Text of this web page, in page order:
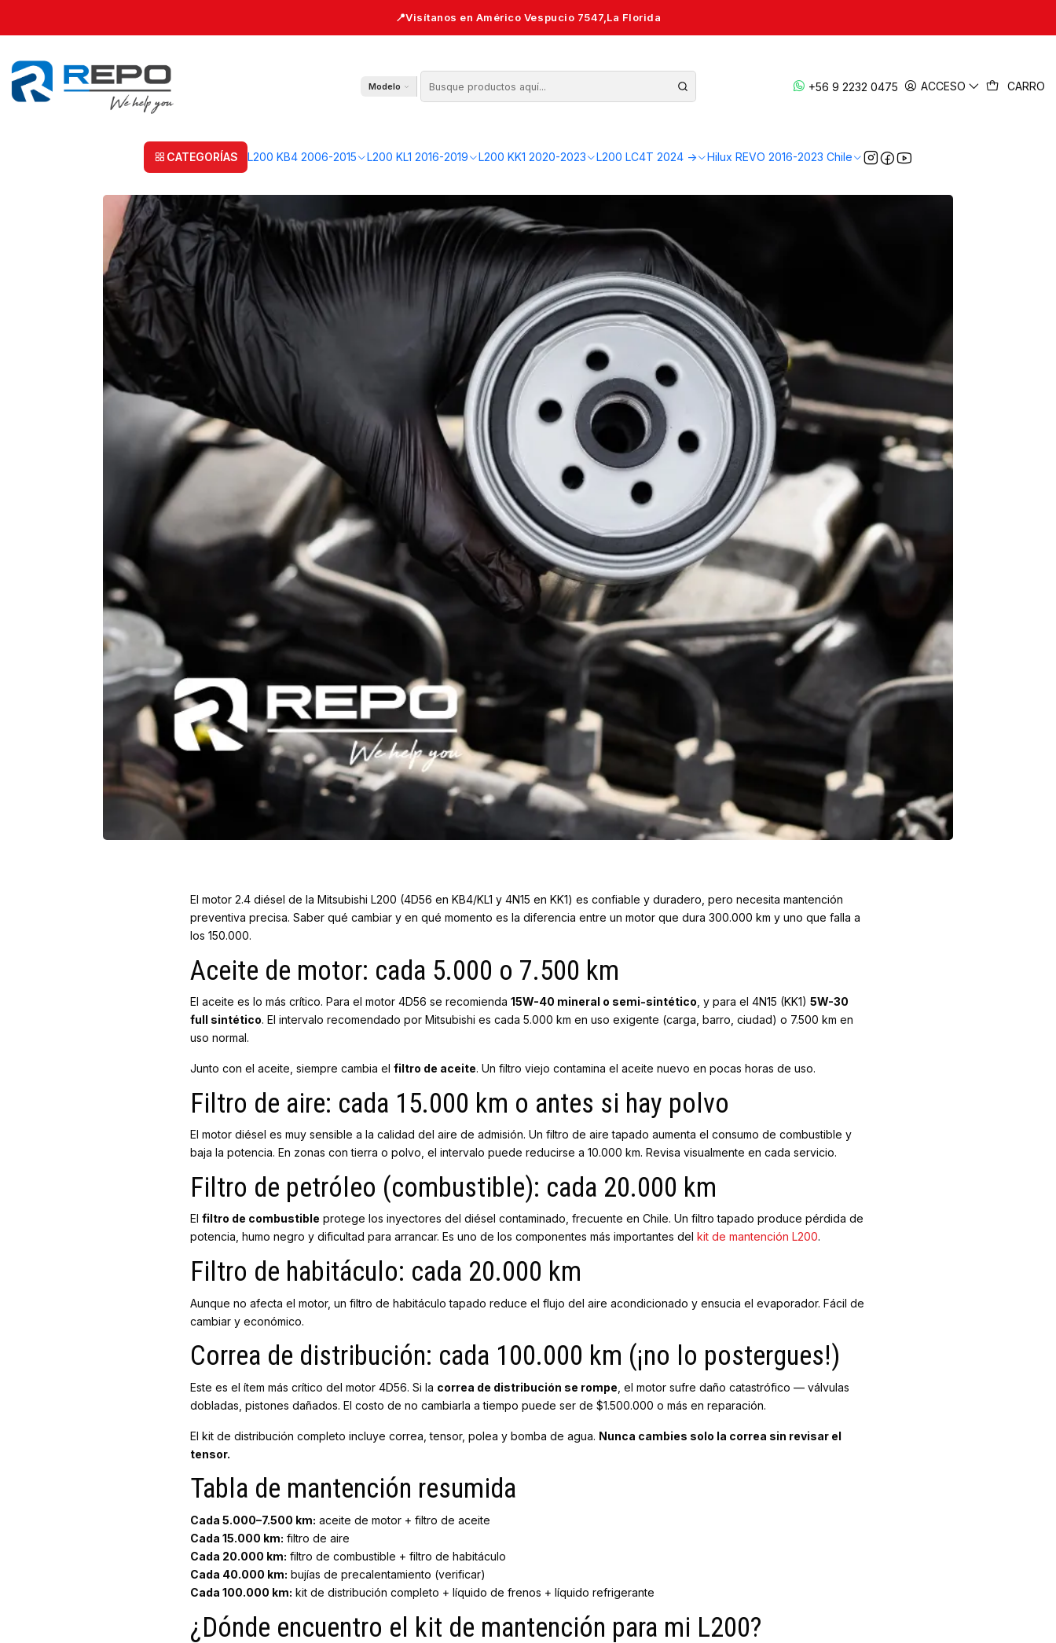
Modelo +56 9 2232 0475 ACCESO CARRO
CATEGORÍAS L200 KB4 2006-2015 L200 KL1 2016-2019 L200 KK1 2020-2023 L200 LC4T 2024 -> Hilux REVO 2016-2023 Chile
Kit de Mantención Mitsubishi L200 2.4 Diesel — Qué Cambiar y Cada Cuántos Km
Kit de Mantención Mitsubishi L200 2.4 Diesel — Qué Cambiar y Cada Cuántos
El motor 2.4 diésel de la Mitsubishi L200 (4D56 en KB4/KL1 y 4N15 en KK1) es confiable y duradero, pero necesita mantención
preventiva precisa. Saber qué cambiar y en qué momento es la diferencia entre un motor que dura 300.000 km y uno que falla a
los 150.000.
Aceite de motor: cada 5.000 o 7.500 km
El aceite es lo más crítico. Para el motor 4D56 se recomienda 15W-40 mineral o semi-sintético , y para el 4N15 (KK1) 5W-30
full sintético. El intervalo recomendado por Mitsubishi es cada 5.000 km en uso exigente (carga, barro, ciudad) o 7.500 km en
uso normal.
Junto con el aceite, siempre cambia el filtro de aceite. Un filtro viejo contamina el aceite nuevo en pocas horas de uso.
Filtro de aire: cada 15.000 km o antes si hay polvo
El motor diésel es muy sensible a la calidad del aire de admisión. Un filtro de aire tapado aumenta el consumo de combustible y
baja la potencia. En zonas con tierra o polvo, el intervalo puede reducirse a 10.000 km. Revisa visualmente en cada servicio.
Filtro de petróleo (combustible): cada 20.000 km
El filtro de combustible protege los inyectores del diésel contaminado, frecuente en Chile. Un filtro tapado produce pérdida de
potencia, humo negro y dificultad para arrancar. Es uno de los componentes más importantes del kit de mantención L200.
Filtro de habitáculo: cada 20.000 km
Aunque no afecta el motor, un filtro de habitáculo tapado reduce el flujo del aire acondicionado y ensucia el evaporador. Fácil de
cambiar y económico.
Correa de distribución: cada 100.000 km (¡no lo postergues!)
Este es el ítem más crítico del motor 4D56. Si la correa de distribución se rompe , el motor sufre daño catastrófico — válvulas
dobladas, pistones dañados. El costo de no cambiarla a tiempo puede ser de $1.500.000 o más en reparación.
El kit de distribución completo incluye correa, tensor, polea y bomba de agua. Nunca cambies solo la correa sin revisar el
tensor.
Tabla de mantención resumida
Cada 5.000–7.500 km: aceite de motor + filtro de aceite
Cada 15.000 km: filtro de aire
Cada 20.000 km: filtro de combustible + filtro de habitáculo
Cada 40.000 km: bujías de precalentamiento (verificar)
Cada 100.000 km: kit de distribución completo + líquido de frenos + líquido refrigerante
¿Dónde encuentro el kit de mantención para mi L200?